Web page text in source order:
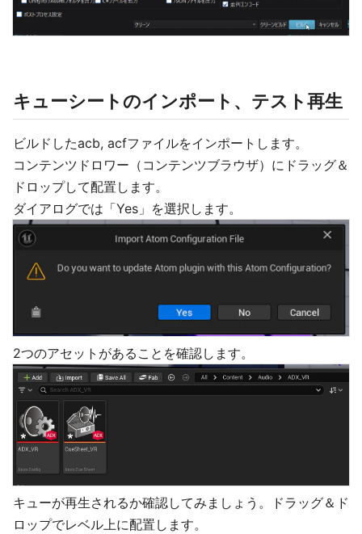
キューシートのインポート、テスト再生
ビルドしたacb, acfファイルをインポートします。
コンテンツドロワー（コンテンツブラウザ）にドラッグ＆
ドロップして配置します。
ダイアログでは「Yes」を選択します。
2つのアセットがあることを確認します。
キューが再生されるか確認してみましょう。ドラッグ＆ド
ロップでレベル上に配置します。